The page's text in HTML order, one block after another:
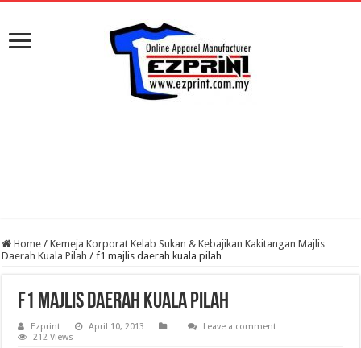
Home / Kemeja Korporat Kelab Sukan & Kebajikan Kakitangan Majlis
Daerah Kuala Pilah / f1 majlis daerah kuala pilah
f1 majlis daerah kuala pilah
Ezprint April 10, 2013
Leave a comment
212 Views